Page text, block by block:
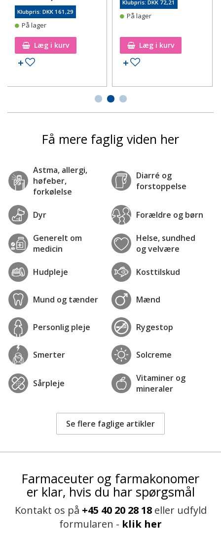
Klubpris: DKK 161,29
På lager
Læg i kurv
Tilføj til ønskeseddel
Klubpris: DKK 72,21
På lager
Læg i kurv
Tilføj til ønskeseddel
Få mere faglig viden her
Astma, allergi,
høfeber,
forkølelse
Diarré og
forstoppelse
Dyr Forældre og børn
Generelt om
medicin
Helse, sundhed
og velvære
Hudpleje Kosttilskud
Mund og tænder Mænd
Personlig pleje Rygestop
Smerter Solcreme
Sårpleje
Vitaminer og
mineraler
Se flere faglige artikler
Farmaceuter og farmakonomer
er klar, hvis du har spørgsmål
Kontakt os på +45 40 20 28 18eller udfyld
formularen - klik her